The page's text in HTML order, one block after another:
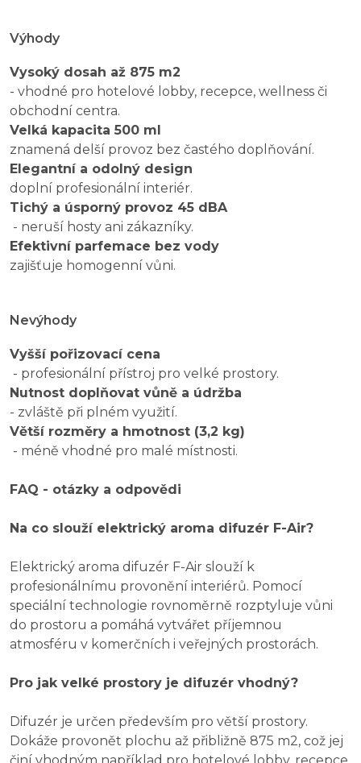
Výhody
Vysoký dosah až 875 m2
- vhodné pro hotelové lobby, recepce, wellness či
obchodní centra.
Velká kapacita 500 ml
znamená delší provoz bez častého doplňování.
Elegantní a odolný design
doplní profesionální interiér.
Tichý a úsporný provoz 45 dBA
- neruší hosty ani zákazníky.
Efektivní parfemace bez vody
zajišťuje homogenní vůni.
Nevýhody
Vyšší pořizovací cena
- profesionální přístroj pro velké prostory.
Nutnost doplňovat vůně a údržba
- zvláště při plném využití.
Větší rozměry a hmotnost (3,2 kg)
- méně vhodné pro malé místnosti.
FAQ - otázky a odpovědi
Na co slouží elektrický aroma difuzér F-Air?
Elektrický aroma difuzér F-Air slouží k
profesionálnímu provonění interiérů. Pomocí
speciální technologie rovnoměrně rozptyluje vůni
do prostoru a pomáhá vytvářet příjemnou
atmosféru v komerčních i veřejných prostorách.
Pro jak velké prostory je difuzér vhodný?
Difuzér je určen především pro větší prostory.
Dokáže provonět plochu až přibližně 875 m2, což jej
činí vhodným například pro hotelové lobby, recepce,